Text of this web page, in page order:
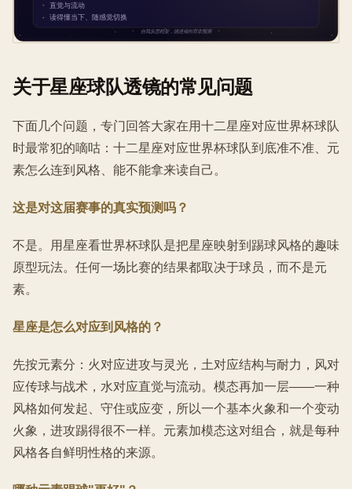
关于星座球队透镜的常见问题
下面几个问题，专门回答大家在用十二星座对应世界杯球队
时最常犯的嘀咕：十二星座对应世界杯球队到底准不准、元
素怎么连到风格、能不能拿来读自己。
这是对这届赛事的真实预测吗？
不是。用星座看世界杯球队是把星座映射到踢球风格的趣味
原型玩法。任何一场比赛的结果都取决于球员，而不是元
素。
星座是怎么对应到风格的？
先按元素分：火对应进攻与灵光，土对应结构与耐力，风对
应传球与战术，水对应直觉与流动。模态再加一层——一种
风格如何发起、守住或应变，所以一个基本火象和一个变动
火象，进攻踢得很不一样。元素加模态这对组合，就是每种
风格各自鲜明性格的来源。